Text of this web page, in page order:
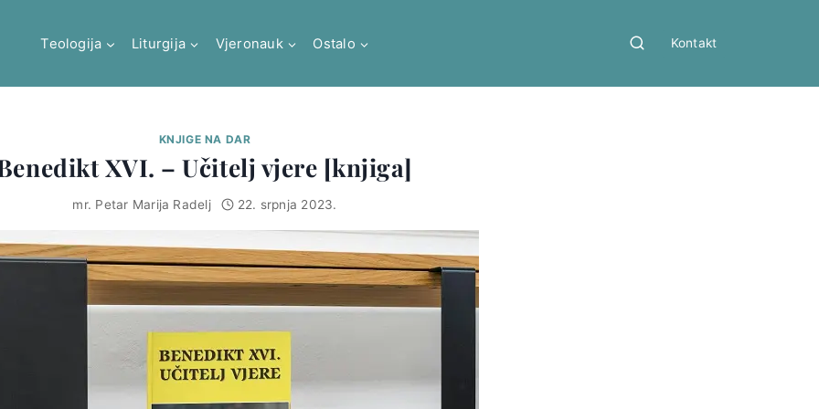
Teologija Liturgija Vjeronauk Ostalo Kontakt
KNJIGE NA DAR
XVI. – Učitelj vjere [knjiga]
mr. Petar Marija Radelj 22. srpnja 2023.